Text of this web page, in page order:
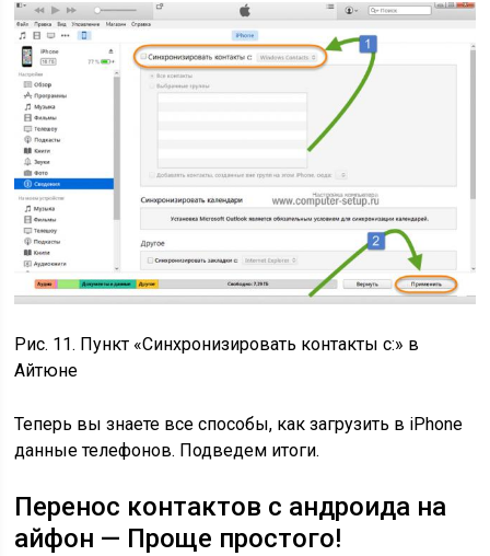
Рис. 11. Пункт «Синхронизировать контакты с:» в
Айтюне
Теперь вы знаете все способы, как загрузить в iPhone
данные телефонов. Подведем итоги.
Перенос контактов с андроида на
айфон — Проще простого!